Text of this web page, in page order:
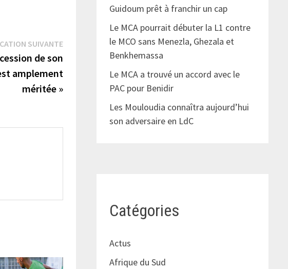
SUIVANTEPublication
suivante :
de son
amplement
méritée »
Guidoum prêt à franchir un cap
Le MCA pourrait débuter la L1 contre
le MCO sans Menezla, Ghezala et
Benkhemassa
Le MCA a trouvé un accord avec le
PAC pour Benidir
Les Mouloudia connaîtra aujourd’hui
son adversaire en LdC
Catégories
Actus
Afrique du Sud